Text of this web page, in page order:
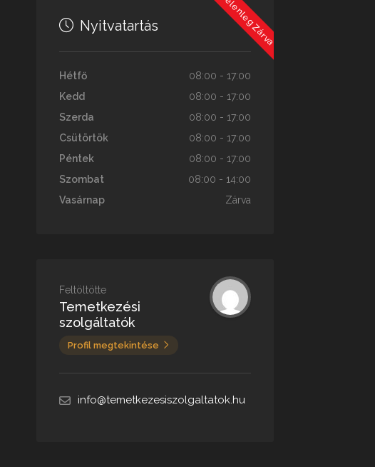
Jelenleg Zárva
Nyitvatartás
Hétfő
08:00 - 17:00
Kedd
08:00 - 17:00
Szerda
08:00 - 17:00
Csütörtök
08:00 - 17:00
Péntek
08:00 - 17:00
Szombat
08:00 - 14:00
Vasárnap
Zárva
Feltöltötte
Temetkezési
szolgáltatók
Profil megtekintése
info@temetkezesiszolgaltatok.hu